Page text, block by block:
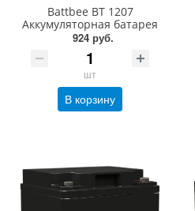
Battbee BT 1207
Аккумуляторная батарея
924 руб.
шт
В корзину